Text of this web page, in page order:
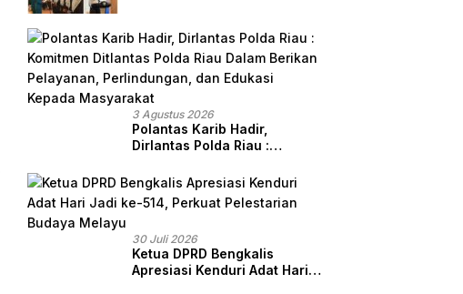
3 Agustus 2026
Polantas Karib Hadir,
Dirlantas Polda Riau :
Riau Dalam Berikan
Pelayanan, Perlindungan,
dan Edukasi Kepada
30 Juli 2026
Ketua DPRD Bengkalis
Apresiasi Kenduri Adat Hari